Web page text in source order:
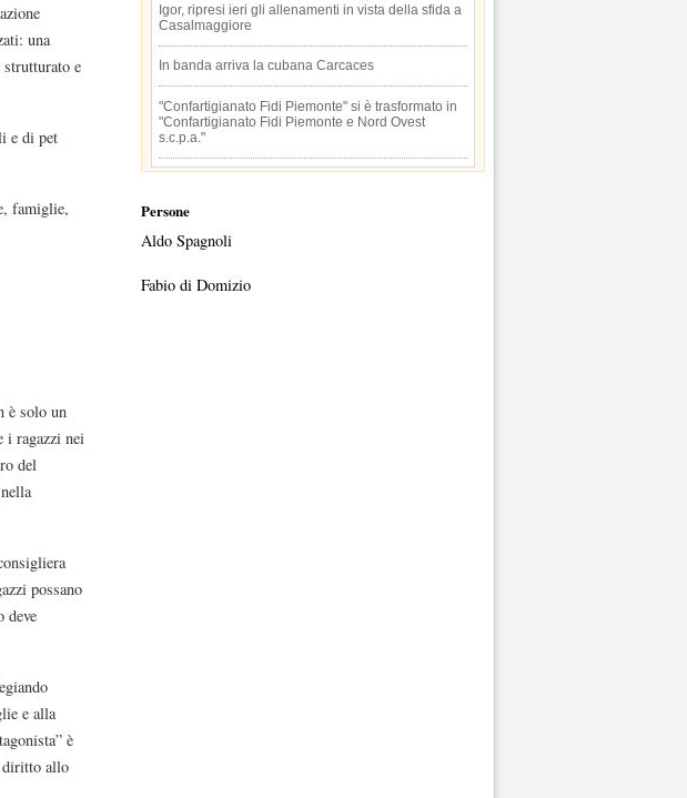
una
e
e di pet
famiglie,
è solo un
i ragazzi nei
del
possano
deve
e alla
è
diritto allo
Igor, ripresi ieri gli allenamenti in vista della sfida a
Casalmaggiore
In banda arriva la cubana Carcaces
"Confartigianato Fidi Piemonte" si è trasformato in
"Confartigianato Fidi Piemonte e Nord Ovest
s.c.p.a."
Persone
Aldo Spagnoli
Fabio di Domizio